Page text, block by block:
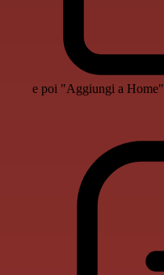
e poi "Aggiungi a Home"